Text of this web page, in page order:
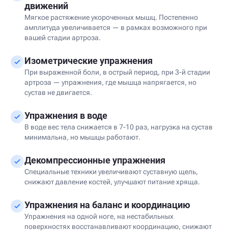
движений
Мягкое растяжение укороченных мышц. Постепенно
амплитуда увеличивается — в рамках возможного при
вашей стадии артроза.
Изометрические упражнения
При выраженной боли, в острый период, при 3-й стадии
артроза — упражнения, где мышца напрягается, но
сустав не двигается.
Упражнения в воде
В воде вес тела снижается в 7-10 раз, нагрузка на сустав
минимальна, но мышцы работают.
Декомпрессионные упражнения
Специальные техники увеличивают суставную щель,
снижают давление костей, улучшают питание хряща.
Упражнения на баланс и координацию
Упражнения на одной ноге, на нестабильных
поверхностях восстанавливают координацию, снижают